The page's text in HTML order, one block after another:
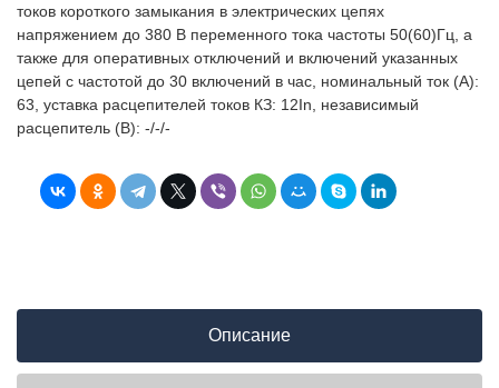
токов короткого замыкания в электрических цепях
напряжением до 380 В переменного тока частоты 50(60)Гц, а
также для оперативных отключений и включений указанных
цепей с частотой до 30 включений в час, номинальный ток (А):
63, уставка расцепителей токов КЗ: 12In, независимый
расцепитель (В): -/-/-
Описание